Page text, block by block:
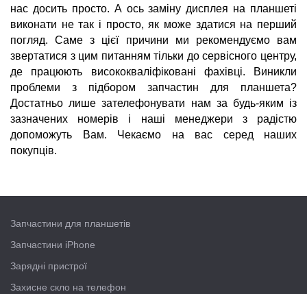
нас досить просто. А ось заміну дисплея на планшеті
виконати не так і просто, як може здатися на перший
погляд. Саме з цієї причини ми рекомендуємо вам
звертатися з цим питанням тільки до сервісного центру,
де працюють висококваліфіковані фахівці. Виникли
проблеми з підбором запчастин для планшета?
Достатньо лише зателефонувати нам за будь-яким із
зазначених номерів і наші менеджери з радістю
допоможуть Вам. Чекаємо на вас серед наших
покупців.
Запчастини для планшетів
Запчастини iPhone
Зарядні пристрої
Захисне скло на телефон